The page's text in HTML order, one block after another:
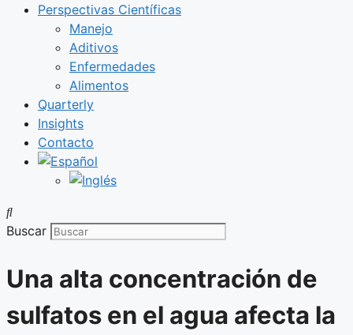
Perspectivas Científicas
Manejo
Aditivos
Enfermedades
Alimentos
Quarterly
Insights
Contacto
Buscar
Una alta concentración de
sulfatos en el agua afecta la